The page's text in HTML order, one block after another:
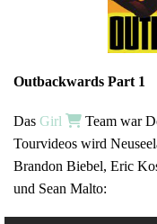
Outbackwards Part 1
Das Girl
Team war
Tourvideos wird
Brandon Biebel, Eric
und Sean Malto: